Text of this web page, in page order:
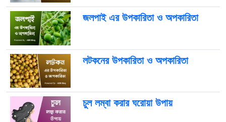
জলপাই এর উপকারিতা ও অপকারিতা
লটকনের উপকারিতা ও অপকারিতা
চুল লম্বা করার ঘরোয়া উপায়